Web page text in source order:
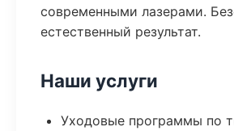
современными лазерами.
естественный результат.
Наши услуги
Уходовые программы по